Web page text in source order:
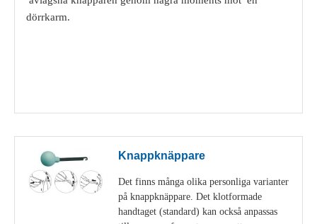
dörrkarm.
Knappknäppare
Det finns många olika personliga varianter
på knappknäppare. Det klotformade
handtaget (standard) kan också anpassas